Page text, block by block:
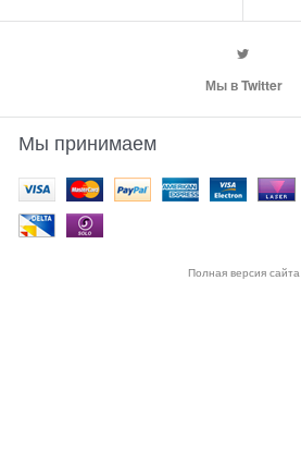
Мы в Twitter
Мы принимаем
Полная версия сайта